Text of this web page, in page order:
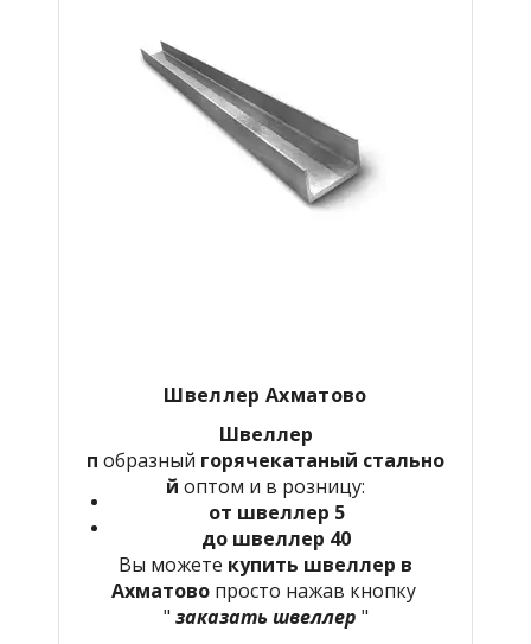
Швеллер Ахматово
Швеллер
п образный горячекатаный стально
й оптом и в розницу:
от швеллер 5
до швеллер 40
Вы можете купить швеллер в
Ахматовопросто нажав кнопку
" заказать швеллер "